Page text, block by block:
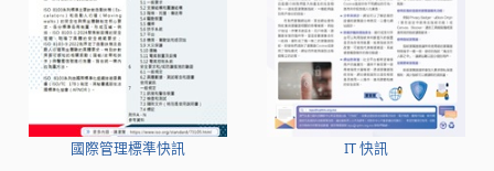
國際管理標準快訊 IT 快訊